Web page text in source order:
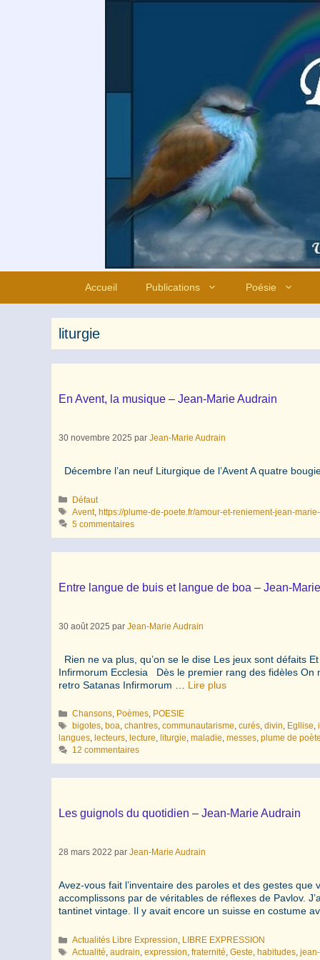
Accueil Publications Poésie
liturgie
En Avent, la musique – Jean-Marie Audrain
30 novembre 2025 par Jean-Marie Audrain
Décembre l’an neuf Liturgique de l’Avent A quatre
Catégories
Défaut
Étiquettes
Avent,https://plume-de-poete.fr/amour-et-reniement-jean-
5 commentaires
Entre langue de buis et langue de boa – Jean-
30 août 2025 par Jean-Marie Audrain
Rien ne va plus, qu’on se le dise Les jeux sont défaits
Infirmorum Ecclesia Dès le premier rang des fidèles On
retro Satanas Infirmorum … Lire plus
Catégories
Chansons, Poèmes, POESIE
Étiquettes
bigotes, boa,chantres,communautarisme,curés,divin, Egllise,
langues, lecteurs, lecture, liturgie, maladie, messes, plume de poète
12 commentaires
Les guignols du quotidien – Jean-Marie Audrain
28 mars 2022 par Jean-Marie Audrain
Avez-vous fait l’inventaire des paroles et des gestes
accomplissons par de véritables de réflexes de Pavlov.
tantinet vintage. Il y avait encore un suisse en costume
Catégories
Actualités Libre Expression, LIBRE EXPRESSION
Étiquettes
Actualité,audrain,expression,fraternité,Geste, habitudes,